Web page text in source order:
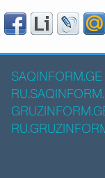
SAQINFORM.GE